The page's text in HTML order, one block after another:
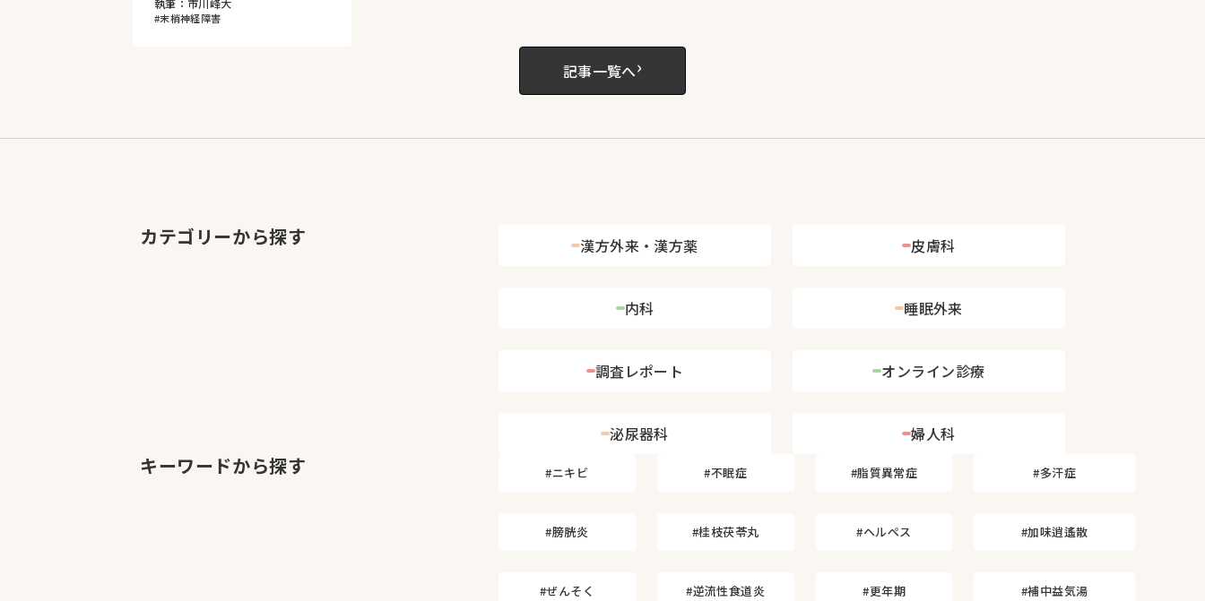
執筆：市川峰大
#末梢神経障害
記事一覧へ›
カテゴリーから探す 漢方外来・漢方薬 皮膚科
内科 睡眠外来
調査レポート オンライン診療
泌尿器科 婦人科
キーワードから探す #ニキビ #不眠症 #脂質異常症 #多汗症
#膀胱炎 #桂枝茯苓丸 #ヘルペス #加味逍遙散
#ぜんそく #逆流性食道炎 #更年期 #補中益気湯